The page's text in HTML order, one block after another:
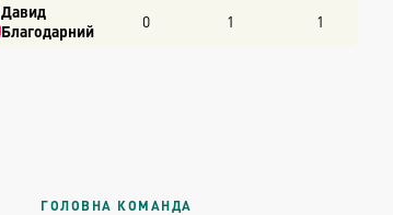
Давид
Благодарний
0 1 1
ГОЛОВНА КОМАНДА